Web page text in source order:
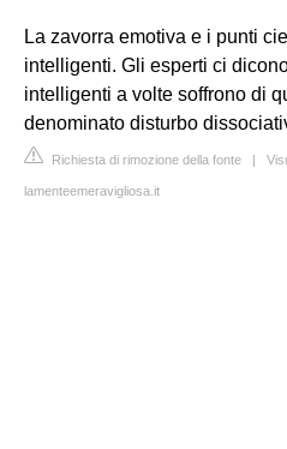
La zavorra emotiva e i punti
intelligenti. Gli esperti ci
intelligenti a volte soffrono di
denominato disturbo
Richiesta di rimozione della fonte |
lamenteemeravigliosa.it